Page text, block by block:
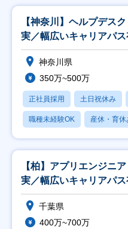
【神奈川】ヘルプデス
実／幅広いキャリアパ
神奈川県
350万~500万
正社員採用 土日祝休み
職種未経験OK 産休・育休
【柏】アプリエンジニ
実／幅広いキャリアパ
迎】
千葉県
400万~700万